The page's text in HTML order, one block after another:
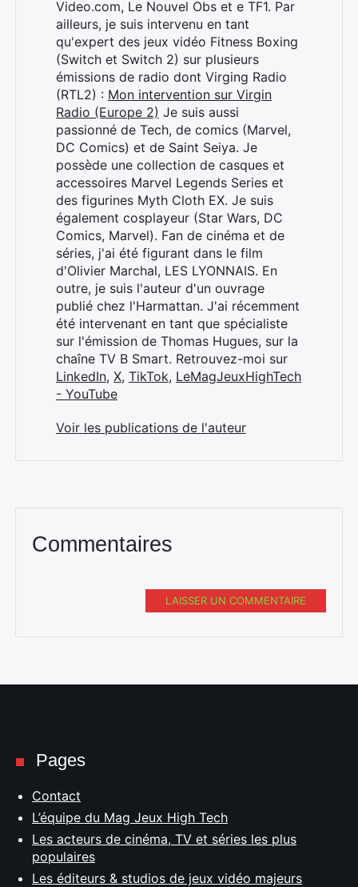
Video.com, Le Nouvel Obs et e TF1. Par
ailleurs, je suis intervenu en tant
qu'expert des jeux vidéo Fitness Boxing
(Switch et Switch 2) sur plusieurs
émissions de radio dont Virging Radio
(RTL2) : Mon intervention sur Virgin
Radio (Europe 2) Je suis aussi
passionné de Tech, de comics (Marvel,
DC Comics) et de Saint Seiya. Je
possède une collection de casques et
accessoires Marvel Legends Series et
des figurines Myth Cloth EX. Je suis
également cosplayeur (Star Wars, DC
Comics, Marvel). Fan de cinéma et de
séries, j'ai été figurant dans le film
d'Olivier Marchal, LES LYONNAIS. En
outre, je suis l'auteur d'un ouvrage
publié chez l'Harmattan. J'ai récemment
été intervenant en tant que spécialiste
sur l'émission de Thomas Hugues, sur la
chaîne TV B Smart. Retrouvez-moi sur
LinkedIn, X, TikTok, LeMagJeuxHighTech
- YouTube
Voir les publications de l'auteur
Commentaires
LAISSER UN COMMENTAIRE
Pages
Contact
L’équipe du Mag Jeux High Tech
Les acteurs de cinéma, TV et séries les plus
populaires
Les éditeurs & studios de jeux vidéo majeurs
Rechercher
: